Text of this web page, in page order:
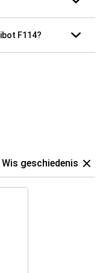
F114?
Wis geschiedenis